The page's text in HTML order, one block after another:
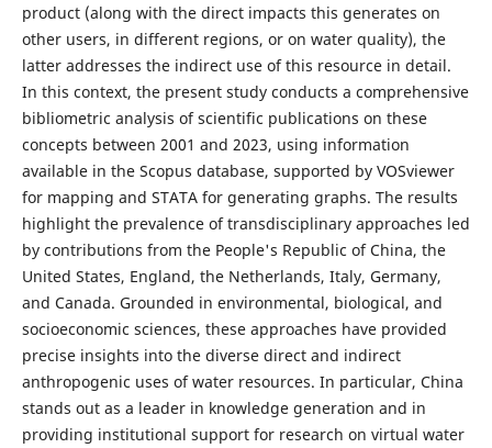
product (along with the direct impacts this generates on
other users, in different regions, or on water quality), the
latter addresses the indirect use of this resource in detail.
In this context, the present study conducts a comprehensive
bibliometric analysis of scientific publications on these
concepts between 2001 and 2023, using information
available in the Scopus database, supported by VOSviewer
for mapping and STATA for generating graphs. The results
highlight the prevalence of transdisciplinary approaches led
by contributions from the People's Republic of China, the
United States, England, the Netherlands, Italy, Germany,
and Canada. Grounded in environmental, biological, and
socioeconomic sciences, these approaches have provided
precise insights into the diverse direct and indirect
anthropogenic uses of water resources. In particular, China
stands out as a leader in knowledge generation and in
providing institutional support for research on virtual water